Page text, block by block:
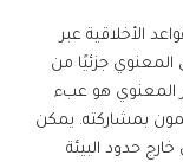
الأخلاقية عبر
المعنوي جزئيًا من
المعنوي هو عبء
بمشاركته. يمكن
حدود البيئة